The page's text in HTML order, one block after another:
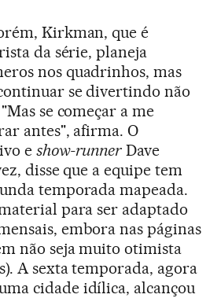
Kirkman, que é
da série, planeja
nos quadrinhos, mas
se divertindo não
se começar a me
antes", afirma. O
e show-runner Dave
disse que a equipe tem
temporada mapeada.
para ser adaptado
embora nas páginas
não seja muito otimista
A sexta temporada, agora
cidade idílica, alcançou